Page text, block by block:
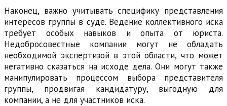
Наконец, важно учитывать специфику представления
интересов группы в суде. Ведение коллективного иска
требует особых навыков и опыта от юриста.
Недобросовестные компании могут не обладать
необходимой экспертизой в этой области, что может
негативно сказаться на исходе дела. Они могут также
манипулировать процессом выбора представителя
группы, продвигая кандидатуру, выгодную для
компании, а не для участников иска.